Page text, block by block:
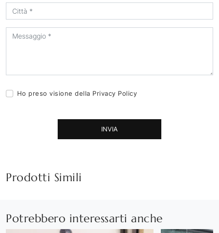
Ho preso visione della Privacy Policy
INVIA
Prodotti Simili
Potrebbero interessarti anche